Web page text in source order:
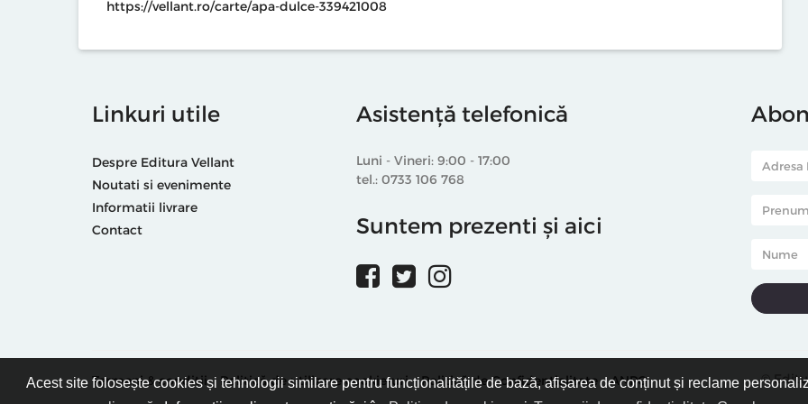
Acest site folosește cookies și tehnologii similare pentru funcționalitățile de bază, afișarea de conținut și reclame
https://vellant.ro/carte/apa-dulce-339421008
Linkuri utile
Despre Editura Vellant
Noutati si evenimente
Informatii livrare
Contact
Asistență telefonică
Luni - Vineri: 9:00 - 17:00
tel.: 0733 106 768
Suntem prezenti și aici
Termeni & condiții Politică de utilizare cookie-uri Politică de Confidențialitate ANPC ©